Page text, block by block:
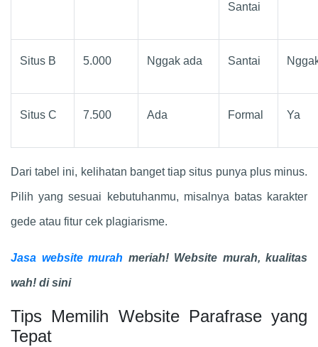
Santai
Situs B 5.000 Nggak ada Santai
Situs C 7.500 Ada Formal Ya
Dari tabel ini, kelihatan banget tiap situs punya plus minus.
Pilih yang sesuai kebutuhanmu, misalnya batas karakter
gede atau fitur cek plagiarisme.
Jasa website murah meriah! Website murah, kualitas
wah! di sini
Tips Memilih Website Parafrase yang
Tepat